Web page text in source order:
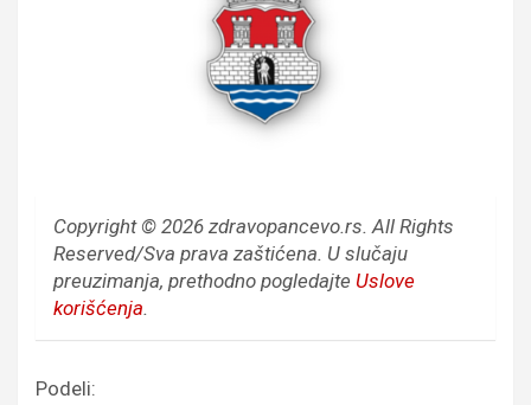
Copyright © 2026 zdravopancevo.rs. All Rights
Reserved/Sva prava zaštićena. U slučaju
preuzimanja, prethodno pogledajte Uslove
korišćenja.
Podeli: